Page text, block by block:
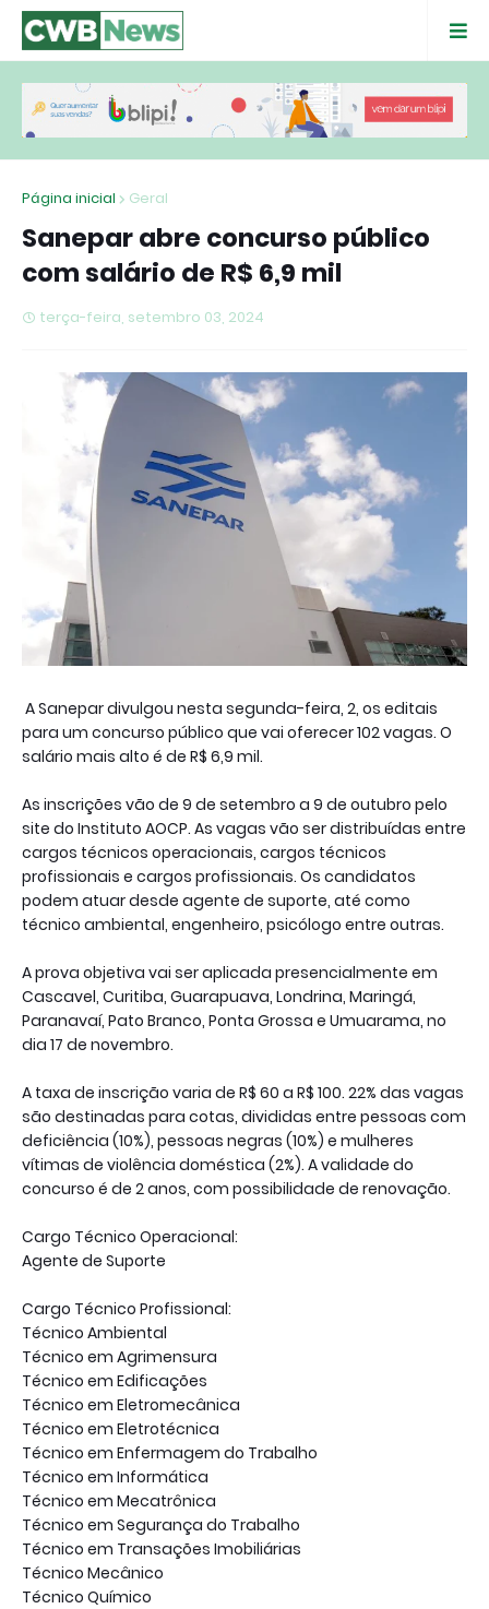
Página inicial Geral
Sanepar abre concurso público
com salário de R$ 6,9 mil
terça-feira, setembro 03, 2024
A Sanepar divulgou nesta segunda-feira, 2, os editais
para um concurso público que vai oferecer 102 vagas. O
salário mais alto é de R$ 6,9 mil.
As inscrições vão de 9 de setembro a 9 de outubro pelo
site do Instituto AOCP. As vagas vão ser distribuídas entre
cargos técnicos operacionais, cargos técnicos
profissionais e cargos profissionais. Os candidatos
podem atuar desde agente de suporte, até como
técnico ambiental, engenheiro, psicólogo entre outras.
A prova objetiva vai ser aplicada presencialmente em
Cascavel, Curitiba, Guarapuava, Londrina, Maringá,
Paranavaí, Pato Branco, Ponta Grossa e Umuarama, no
dia 17 de novembro.
A taxa de inscrição varia de R$ 60 a R$ 100. 22% das vagas
são destinadas para cotas, divididas entre pessoas com
deficiência (10%), pessoas negras (10%) e mulheres
vítimas de violência doméstica (2%). A validade do
concurso é de 2 anos, com possibilidade de renovação.
Cargo Técnico Operacional:
Agente de Suporte
Cargo Técnico Profissional:
Técnico Ambiental
Técnico em Agrimensura
Técnico em Edificações
Técnico em Eletromecânica
Técnico em Eletrotécnica
Técnico em Enfermagem do Trabalho
Técnico em Informática
Técnico em Mecatrônica
Técnico em Segurança do Trabalho
Técnico em Transações Imobiliárias
Técnico Mecânico
Técnico Químico